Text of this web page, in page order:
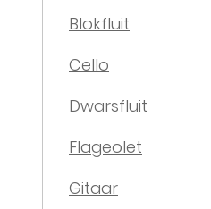
Blokfluit
Cello
Dwarsfluit
Flageolet
Gitaar